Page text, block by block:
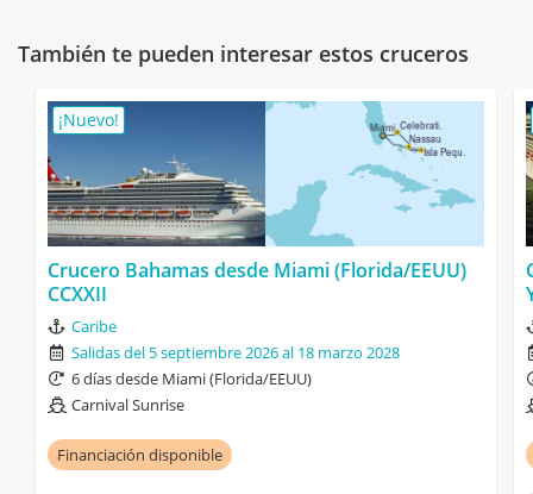
También te pueden interesar estos cruceros
¡Nuevo!
Crucero Bahamas desde Miami (Florida/EEUU)
CCXXII
Caribe
Salidas del 5 septiembre 2026 al 18 marzo 2028
6 días desde Miami (Florida/EEUU)
Carnival Sunrise
Financiación disponible